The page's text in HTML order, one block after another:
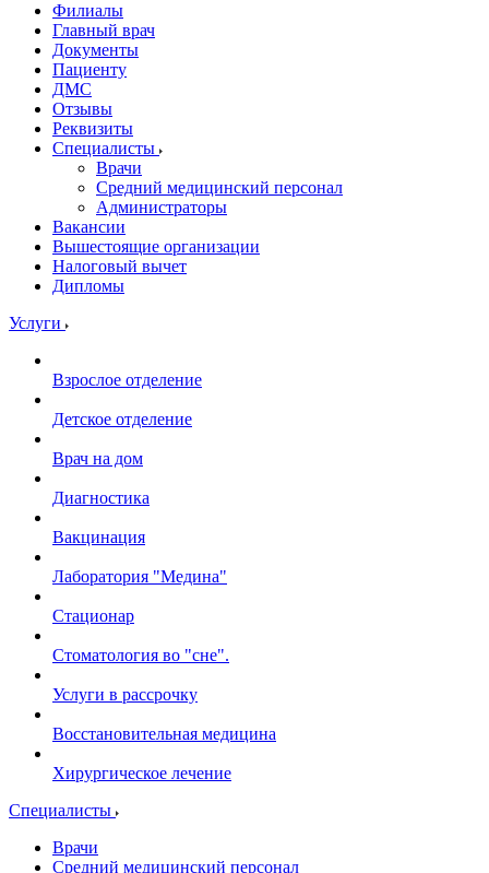
Филиалы
Главный врач
Документы
Пациенту
ДМС
Отзывы
Реквизиты
Специалисты
Врачи
Средний медицинский персонал
Администраторы
Вакансии
Вышестоящие организации
Налоговый вычет
Дипломы
Услуги
Взрослое отделение
Детское отделение
Врач на дом
Диагностика
Вакцинация
Лаборатория "Медина"
Стационар
Стоматология во "сне".
Услуги в рассрочку
Восстановительная медицина
Хирургическое лечение
Специалисты
Врачи
Средний медицинский персонал